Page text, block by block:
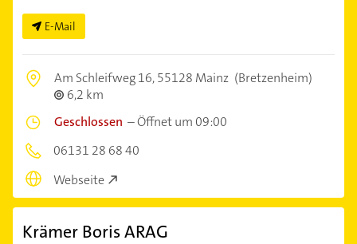
E-Mail
Am Schleifweg 16,55128 Mainz (Bretzenheim)
6,2 km
Geschlossen –Öffnet um 09:00
06131 28 68 40
Webseite
Krämer Boris ARAG